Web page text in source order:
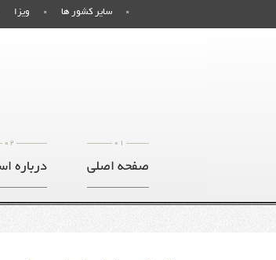
ویزا سایر کشور ها
02
درباره
01
صفحه اصلی